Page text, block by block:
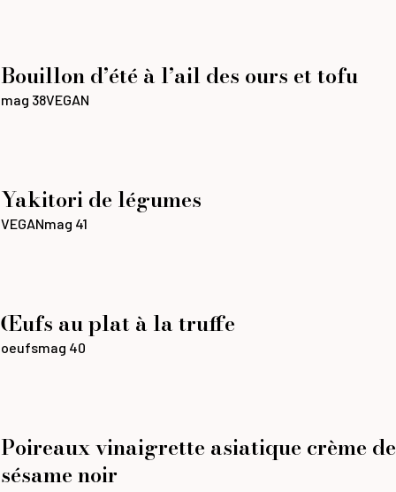
Bouillon d’été à l’ail des ours et tofu
mag 38VEGAN
Yakitori de légumes
VEGANmag 41
Œufs au plat à la truffe
oeufsmag 40
Poireaux vinaigrette asiatique crème de
sésame noir